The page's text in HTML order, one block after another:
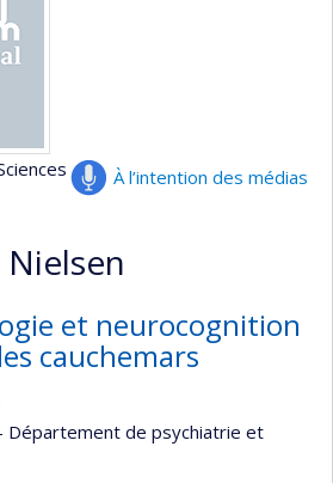
À l’intention des médias
et neurocognition
cauchemars
Département de psychiatrie et